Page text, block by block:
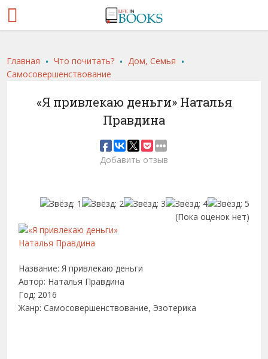
Главная .Что почитать? . Дом, Семья .
Самосовершенствование
«Я привлекаю деньги» Наталья
Правдина
Добавить отзыв
(Пока оценок нет)
Название: Я привлекаю деньги
Автор: Наталья Правдина
Год: 2016
Жанр: Самосовершенствование, Эзотерика